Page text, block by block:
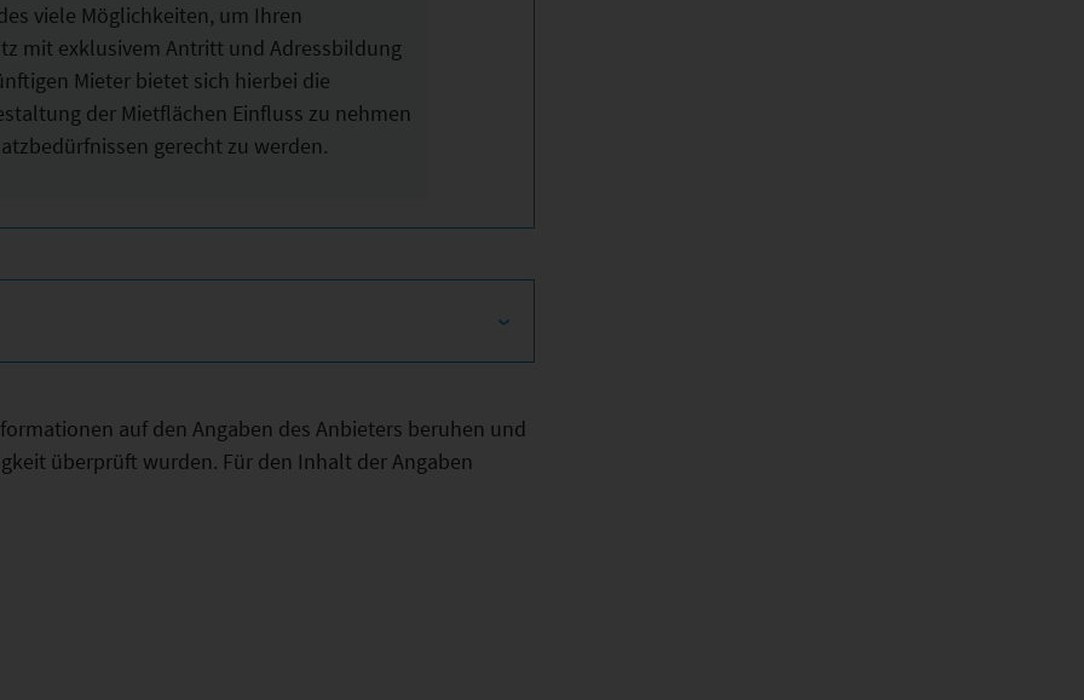
viele Möglichkeiten, um Ihren
mit exklusivem Antritt und Adressbildung
Mieter bietet sich hierbei die
der Mietflächen Einfluss zu nehmen
gerecht zu werden.
auf den Angaben des Anbieters beruhen und
überprüft wurden. Für den Inhalt der Angaben